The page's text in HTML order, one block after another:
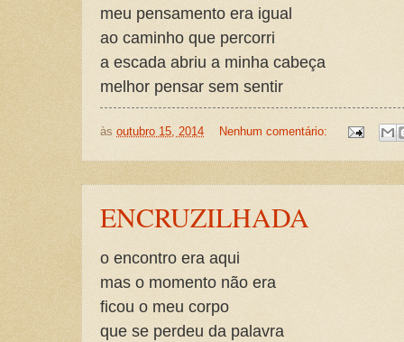
meu pensamento era igual
ao caminho que percorri
a escada abriu a minha cabeça
melhor pensar sem sentir
às outubro 15, 2014 Nenhum comentário:
ENCRUZILHADA
o encontro era aqui
mas o momento não era
ficou o meu corpo
que se perdeu da palavra